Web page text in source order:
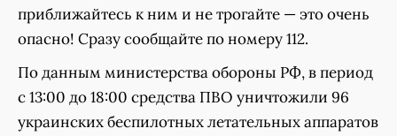
приближайтесь к ним и не трогайте — это очень
опасно! Сразу сообщайте по номеру 112.
По данным министерства обороны РФ, в период
с 13:00 до 18:00 средства ПВО уничтожили 96
украинских беспилотных летательных аппаратов